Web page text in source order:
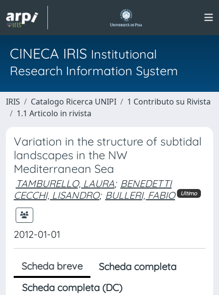
CINECA IRIS Institutional
Research Information System
IRIS Catalogo Ricerca UNIPI
1 Contributo su Rivista
1.1 Articolo in rivista
Variation in the structure of subtidal
landscapes in the NW
Mediterranean Sea
TAMBURELLO, LAURA; BENEDETTI
CECCHI, LISANDRO; BULLERI, FABIO Ultimo
2012-01-01
Scheda breve
Scheda completa
Scheda completa (DC)